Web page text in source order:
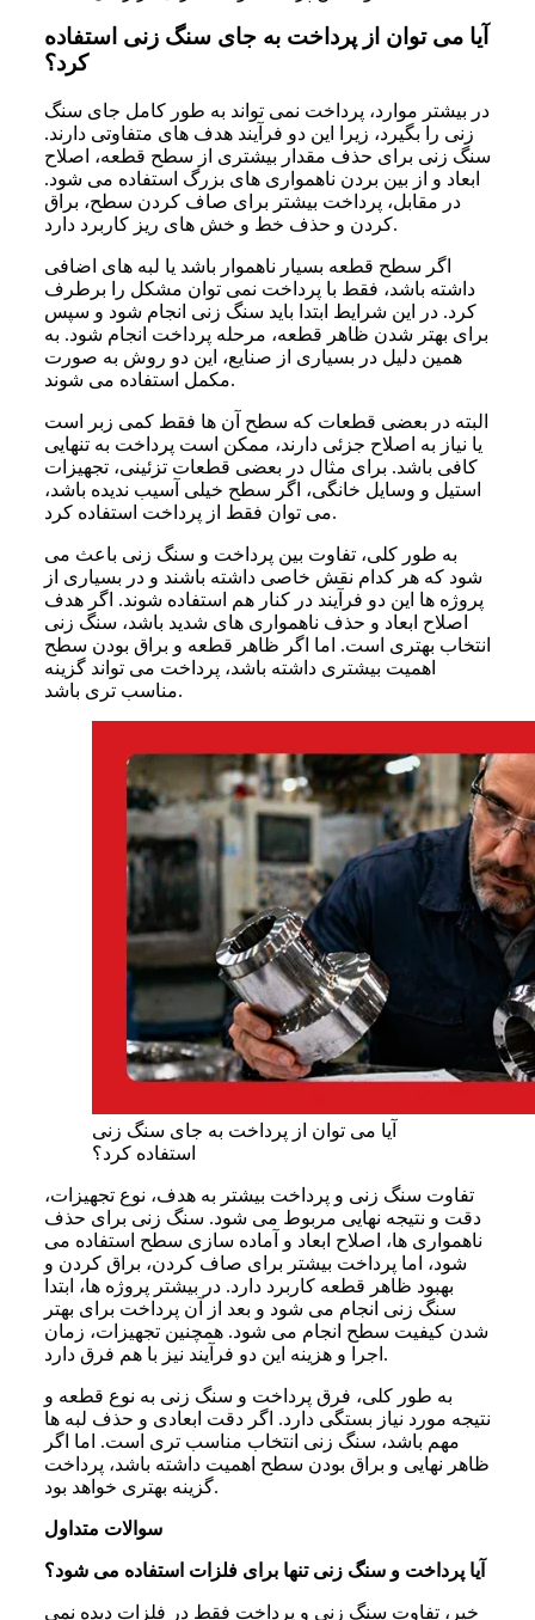
آیا می توان از پرداخت به جای سنگ زنی استفاده
کرد؟
در بیشتر موارد، پرداخت نمی تواند به طور کامل جای سنگ
زنی را بگیرد، زیرا این دو فرآیند هدف های متفاوتی دارند.
سنگ زنی برای حذف مقدار بیشتری از سطح قطعه، اصلاح
ابعاد و از بین بردن ناهمواری های بزرگ استفاده می شود.
در مقابل، پرداخت بیشتر برای صاف کردن سطح، براق
کردن و حذف خط و خش های ریز کاربرد دارد.
اگر سطح قطعه بسیار ناهموار باشد یا لبه های اضافی
داشته باشد، فقط با پرداخت نمی توان مشکل را برطرف
کرد. در این شرایط ابتدا باید سنگ زنی انجام شود و سپس
برای بهتر شدن ظاهر قطعه، مرحله پرداخت انجام شود. به
همین دلیل در بسیاری از صنایع، این دو روش به صورت
مکمل استفاده می شوند.
البته در بعضی قطعات که سطح آن ها فقط کمی زبر است
یا نیاز به اصلاح جزئی دارند، ممکن است پرداخت به تنهایی
کافی باشد. برای مثال در بعضی قطعات تزئینی، تجهیزات
استیل و وسایل خانگی، اگر سطح خیلی آسیب ندیده باشد،
می توان فقط از پرداخت استفاده کرد.
به طور کلی، تفاوت بین پرداخت و سنگ زنی باعث می
شود که هر کدام نقش خاصی داشته باشند و در بسیاری از
پروژه ها این دو فرآیند در کنار هم استفاده شوند. اگر هدف
اصلاح ابعاد و حذف ناهمواری های شدید باشد، سنگ زنی
انتخاب بهتری است. اما اگر ظاهر قطعه و براق بودن سطح
اهمیت بیشتری داشته باشد، پرداخت می تواند گزینه
مناسب تری باشد.
آیا می توان از پرداخت به جای سنگ زنی
استفاده کرد؟
تفاوت سنگ زنی و پرداخت بیشتر به هدف، نوع تجهیزات،
دقت و نتیجه نهایی مربوط می شود. سنگ زنی برای حذف
ناهمواری ها، اصلاح ابعاد و آماده سازی سطح استفاده می
شود، اما پرداخت بیشتر برای صاف کردن، براق کردن و
بهبود ظاهر قطعه کاربرد دارد. در بیشتر پروژه ها، ابتدا
سنگ زنی انجام می شود و بعد از آن پرداخت برای بهتر
شدن کیفیت سطح انجام می شود. همچنین تجهیزات، زمان
اجرا و هزینه این دو فرآیند نیز با هم فرق دارد.
به طور کلی، فرق پرداخت و سنگ زنی به نوع قطعه و
نتیجه مورد نیاز بستگی دارد. اگر دقت ابعادی و حذف لبه ها
مهم باشد، سنگ زنی انتخاب مناسب تری است. اما اگر
ظاهر نهایی و براق بودن سطح اهمیت داشته باشد، پرداخت
گزینه بهتری خواهد بود.
سوالات متداول
آیا پرداخت و سنگ زنی تنها برای فلزات استفاده می شود؟
خیر، تفاوت سنگ زنی و پرداخت فقط در فلزات دیده نمی